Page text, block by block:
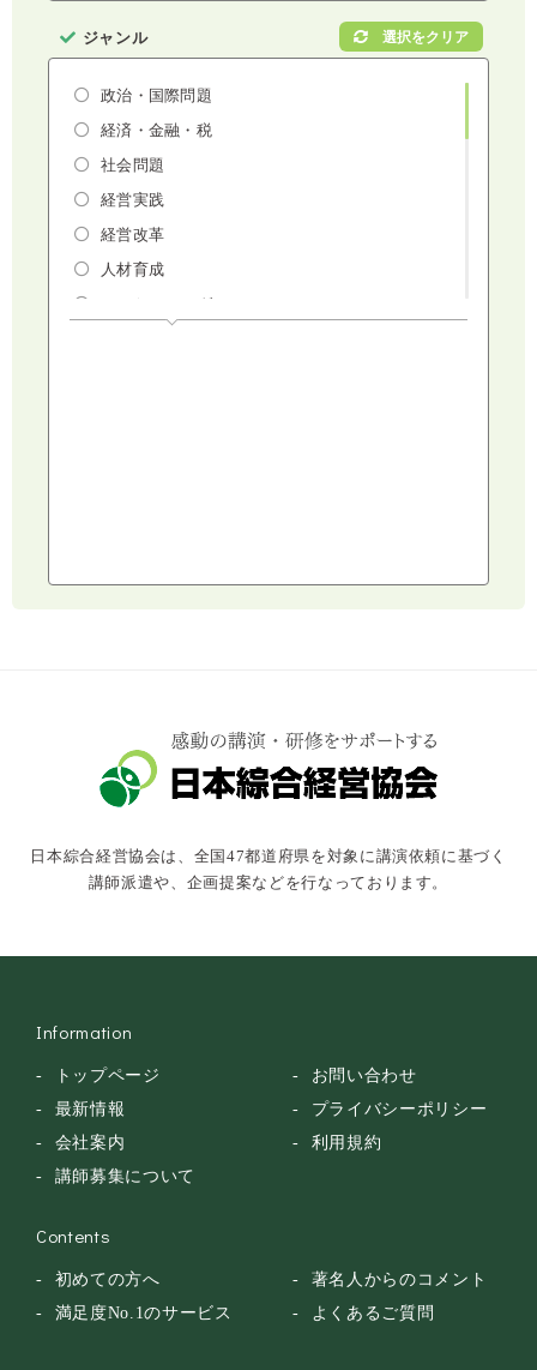
ジャンル
政治・国際問題
経済・金融・税
社会問題
経営実践
経営改革
人材育成
マーケティング
コミュニケーション・話し方
キャスター・アナウンサー
俳優・タレント・モデル
落語・講談・色物
安全大会
日本綜合経営協会は、全国47都道府県を対象に講演依頼に基づく
講師派遣や、企画提案などを行なっております。
Information
トップページ
最新情報
会社案内
講師募集について
お問い合わせ
プライバシーポリシー
利用規約
Contents
初めての方へ
満足度No.1のサービス
著名人からのコメント
よくあるご質問